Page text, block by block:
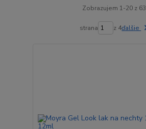
Zobrazujem 1-20 z 63
strana z 4ďalšie